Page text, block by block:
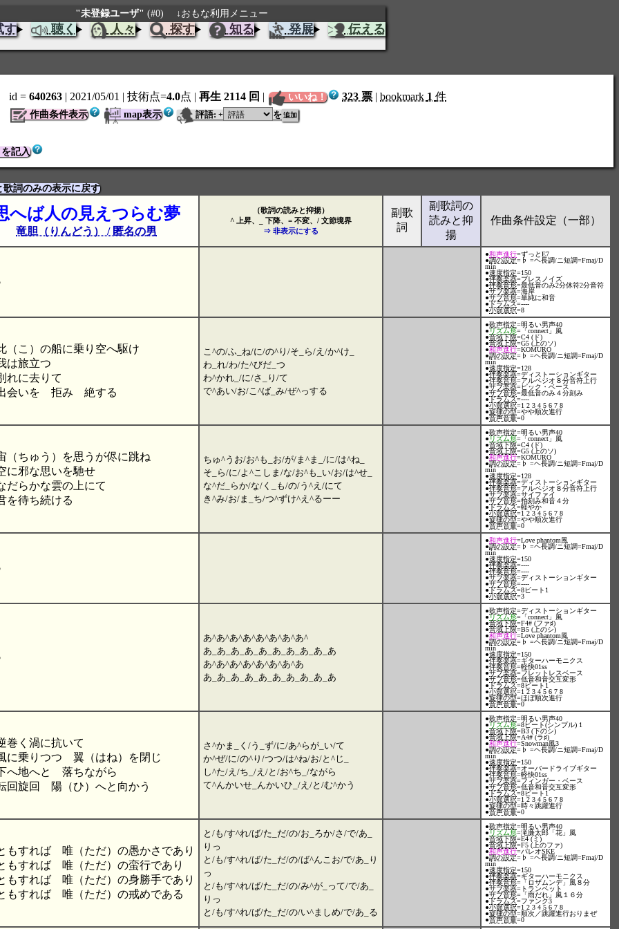
"未登録ユーザ" (#0) ↓おもな利用メニュー
聴く 人々 探す 知る 発展 伝える
id = 640263 | 2021/05/01 | 技術点=4.0点 | 再生 2114 回 | いいね！ 323 票 | bookmark 1 件
作曲条件表示 map表示 評語: + を
記入
歌詞のみの表示に戻す
へば人の見えつらむ夢
竜胆（りんどう） / 匿名の男
（歌詞の読みと抑揚）
^ 上昇、_ 下降、= 不変、/ 文節境界
⇒ 非表示にする
副歌
詞
副歌詞の
読みと抑
揚
作曲条件設定（一部）
●和声進行=ずっとE7
●調の設定=♭ =ヘ長調/ニ短調=Fmaj/D
min
●速度指定=150
●伴奏楽器=ブレスノイズ
●伴奏音形=最低音のみ2分休符2分音符
●サブ楽器=海岸
●サブ音形=単純に和音
●ドラムス=----
●小節選択=8
（こ）の船に乗り空へ駆け
は旅立つ
れに去りて
会いを 拒み 絶する
こ^の/ふ_ね/に/の^り/そ_ら/え/か^け_
わ_れ/わ/た^びだ_つ
わ^かれ_/に/さ_り/て
で^あい/お/こ^ば_み/ぜ^っする
●歌声指定=明るい男声40
●リズム形=「connect」風
●音域下限=C4 (ド)
●音域上限=G5 (上のソ)
●和声進行=KOMURO
●調の設定=♭ =ヘ長調/ニ短調=Fmaj/D
min
●速度指定=128
●伴奏楽器=ディストーションギター
●伴奏音形=アルペジオ８分音符上行
●サブ楽器=ピック・ベース
●サブ音形=最低音のみ４分刻み
●ドラムス=----
●小節選択=1 2 3 4 5 6 7 8
●旋律の型=やや順次進行
●音声音量=0
（ちゅう）を思うが侭に跳ね
に邪な思いを馳せ
だらかな雲の上にて
を待ち続ける
ちゅ^うお/お^も_お/が/ま^ま_/に/は^ね_
そ_ら/に/よ^こしま/な/お^も_い/お/は^せ_
な^だ_らか/な/く_も/の/う^え/にて
き^み/お/ま_ち/つ^ずけ^え^るーー
●歌声指定=明るい男声40
●リズム形=「connect」風
●音域下限=C4 (ド)
●音域上限=G5 (上のソ)
●和声進行=KOMURO
●調の設定=♭ =ヘ長調/ニ短調=Fmaj/D
min
●速度指定=128
●伴奏楽器=ディストーションギター
●伴奏音形=アルペジオ８分音符上行
●サブ楽器=サイファイ
●サブ音形=拍刻み和音４分
●ドラムス=軽やか
●小節選択=1 2 3 4 5 6 7 8
●旋律の型=やや順次進行
●音声音量=0
●和声進行=Love phantom風
●調の設定=♭ =ヘ長調/ニ短調=Fmaj/D
min
●速度指定=150
●伴奏楽器=----
●伴奏音形=----
●サブ楽器=ディストーションギター
●サブ音形=----
●ドラムス=8ビート1
●小節選択=3
あ^あ^あ^あ^あ^あ^あ^あ^
あ_あ_あ_あ_あ_あ_あ_あ_あ_あ
あ^あ^あ^あ^あ^あ^あ^あ
あ_あ_あ_あ_あ_あ_あ_あ_あ_あ
●歌声指定=ディストーションギター
●リズム形=「connect」風
●音域下限=F4# (ファ♯)
●音域上限=B5 (上のシ)
●和声進行=Love phantom風
●調の設定=♭ =ヘ長調/ニ短調=Fmaj/D
min
●速度指定=150
●伴奏楽器=ギターハーモニクス
●伴奏音形=軽快01ss
●サブ楽器=フレットレスベース
●サブ音形=低音和音交互変形
●ドラムス=8ビート1
●小節選択=1 2 3 4 5 6 7 8
●旋律の型=ほぼ順次進行
●音声音量=0
巻く渦に抗いて
に乗りつつ 翼（はね）を閉じ
へ地へと 落ちながら
回旋回 陽（ひ）へと向かう
さ^かま_く/う_ず/に/あ^らが_い/て
か^ぜ/に/の^り/つつ/は^ね/お/と^じ_
し^た/え/ち_/え/と/お^ち_/ながら
て^んかいせ_んかいひ_/え/と/む^かう
●歌声指定=明るい男声40
●リズム形=8ビート(シンプル) 1
●音域下限=B3 (下のシ)
●音域上限=A4# (ラ♯)
●和声進行=Snowman風3
●調の設定=♭ =ヘ長調/ニ短調=Fmaj/D
min
●速度指定=150
●伴奏楽器=オーバードライブギター
●伴奏音形=軽快01ss
●サブ楽器=フィンガー・ベース
●サブ音形=低音和音交互変形
●ドラムス=8ビート1
●小節選択=1 2 3 4 5 6 7 8
●旋律の型=時々跳躍進行
●音声音量=0
もすれば 唯（ただ）の愚かさであり
もすれば 唯（ただ）の蛮行であり
もすれば 唯（ただ）の身勝手であり
もすれば 唯（ただ）の戒めである
と/も/す^れ/ば/た_だ/の/お_ろか/さ/で/あ_
りっ
と/も/す^れ/ば/た_だ/の/ば^んこお/で/あ_り
っ
と/も/す^れ/ば/た_だ/の/み^が_って/で/あ_
りっ
と/も/す^れ/ば/た_だ/の/い^ましめ/で/あ_る
●歌声指定=明るい男声40
●リズム形=滝廉太郎「花」風
●音域下限=E4 (ミ)
●音域上限=F5 (上のファ)
●和声進行=パレオSKE
●調の設定=♭ =ヘ長調/ニ短調=Fmaj/D
min
●速度指定=150
●伴奏楽器=ギターハーモニクス
●伴奏音形=「ロザムンデ」風８分
●サブ楽器=トランペット
●サブ音形=「雨だれ」風１６分
●ドラムス=ファンク3
●小節選択=1 2 3 4 5 6 7 8
●旋律の型=順次／跳躍進行おりまぜ
●音声音量=0